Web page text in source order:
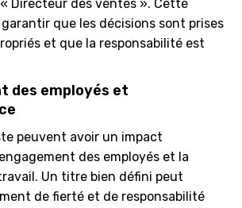
Directeur des ventes ». Cette
que les décisions sont prises
et que la responsabilité est
des employés et
peuvent avoir un impact
des employés et la
Un titre bien défini peut
de fierté et de responsabilité